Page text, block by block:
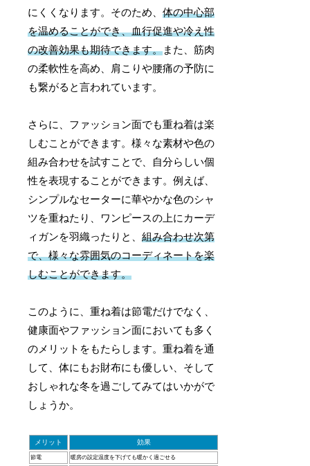
にくくなります。そのため、体の中心部
を温めることができ、血行促進や冷え性
の改善効果も期待できます。また、筋肉
の柔軟性を高め、肩こりや腰痛の予防に
も繋がると言われています。
さらに、ファッション面でも重ね着は楽
しむことができます。様々な素材や色の
組み合わせを試すことで、自分らしい個
性を表現することができます。例えば、
シンプルなセーターに華やかな色のシャ
ツを重ねたり、ワンピースの上にカーデ
ィガンを羽織ったりと、組み合わせ次第
で、様々な雰囲気のコーディネートを楽
しむことができます。
このように、重ね着は節電だけでなく、
健康面やファッション面においても多く
のメリットをもたらします。重ね着を通
して、体にもお財布にも優しい、そして
おしゃれな冬を過ごしてみてはいかがで
しょうか。
メリット 効果
節電 暖房の設定温度を下げても暖かく過ごせる